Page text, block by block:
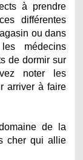
à prendre
différentes
ou dans
médecins
de dormir sur
noter les
arriver à faire
de la
cher qui allie